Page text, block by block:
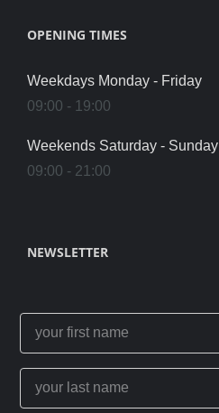
OPENING TIMES
Weekdays Monday - Friday
09:00 - 19:00
Weekends Saturday - Sunday
09:00 - 21:00
NEWSLETTER